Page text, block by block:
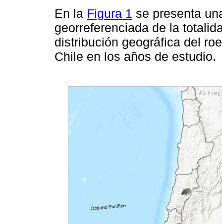
En la Figura 1 se presenta
georreferenciada de la
distribución geográfica del
Chile en los años de estudio.